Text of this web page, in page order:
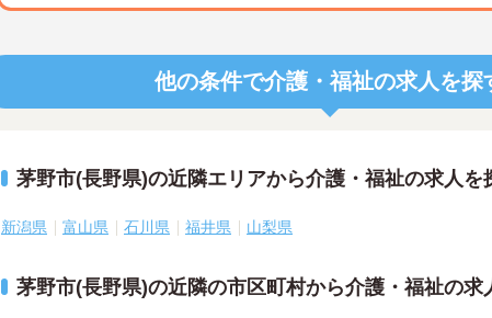
他の条件で介護・福祉の求人を探
茅野市(長野県)の近隣エリアから介護・福祉の求人を
新潟県 富山県 石川県 福井県 山梨県
茅野市(長野県)の近隣の市区町村から介護・福祉の求